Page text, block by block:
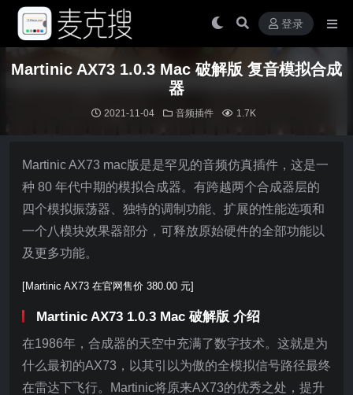
登录
Martinic AX73 1.0.3 Mac 破解版 复音模拟合成
器
2021-11-04 音频插件 1.7K
Martinic AX73 mac版是是罕见的音频仿真插件，这是一
种 80 年代中期的模拟合成器。有跨越两个合成器层的
四个模拟振荡器、独特的调制功能、扩展的性能选项和
一个八模块效果器部分，可释放原始硬件的全部功能以
及更多功能。
[Martinic AX73 在官网售价 380.00 元]
Martinic AX73 1.0.3 Mac 破解版 介绍
在1986年，合成器的天空中充满了数字技术。这就是为
什么最初的AX73，以其引以为傲的全模拟信号路径最终
在雷达下飞行。Martinic将原来AX73的优秀之处，提升